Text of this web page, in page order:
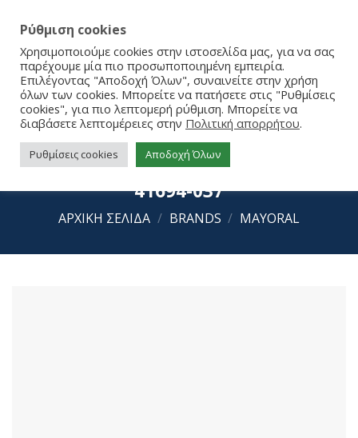
Mayoral Σανδάλια Σκαφάκια 25-
41694-037
ΑΡΧΙΚΉ ΣΕΛΊΔΑ / BRANDS / MAYORAL
Ρύθμιση cookies
Χρησιμοποιούμε cookies στην ιστοσελίδα μας, για να σας
παρέχουμε μία πιο προσωποποιημένη εμπειρία.
Επιλέγοντας "Αποδοχή Όλων", συναινείτε στην χρήση
όλων των cookies. Μπορείτε να πατήσετε στις "Ρυθμίσεις
cookies", για πιο λεπτομερή ρύθμιση. Μπορείτε να
διαβάσετε λεπτομέρειες στην Πολιτική απορρήτου.
Ρυθμίσεις cookies Αποδοχή Όλων